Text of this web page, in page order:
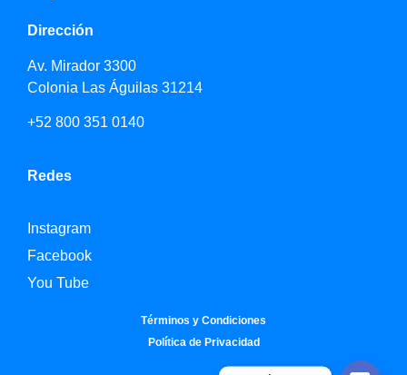
Dirección
Av. Mirador 3300
Colonia Las Águilas 31214
+52 800 351 0140
Redes
Instagram
Facebook
You Tube
Términos y Condiciones
Política de Privacidad